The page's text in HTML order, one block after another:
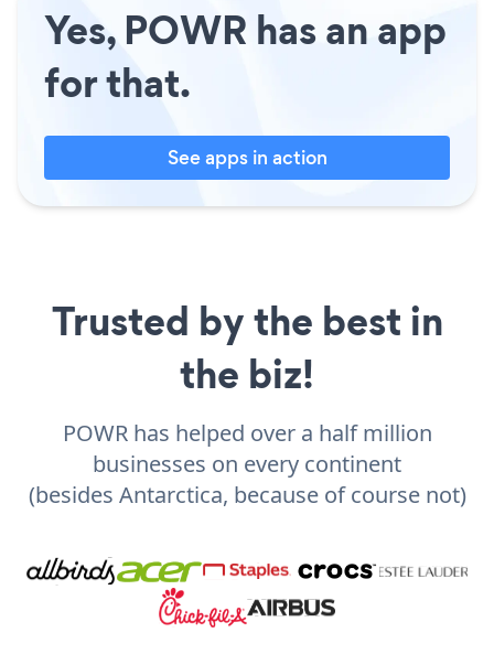
Yes, POWR has an app
for that.
See apps in action
Trusted by the best in
the biz!
POWR has helped over a half million
businesses on every continent
(besides Antarctica, because of course not)